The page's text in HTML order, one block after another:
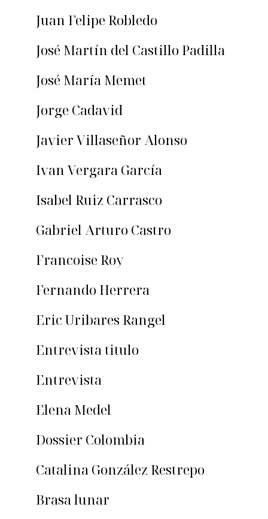
Juan Felipe Robledo
José Martín del Castillo Padilla
José María Memet
Jorge Cadavid
Javier Villaseñor Alonso
Ivan Vergara García
Isabel Ruiz Carrasco
Gabriel Arturo Castro
Francoise Roy
Fernando Herrera
Eric Uribares Rangel
Entrevista titulo
Entrevista
Elena Medel
Dossier Colombia
Catalina González Restrepo
Brasa lunar